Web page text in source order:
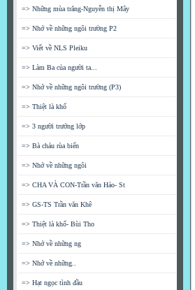
=> Những mùa trăng-Nguyễn thị Mây
=> Nhớ về những ngôi trường P2
=> Viết về NLS Pleiku
=> Làm Ba của người ta...
=> Nhớ về những ngôi trường (P3)
=> Thiệt là khổ
=> 3 người trưởng lớp
=> Bà cháu rùa biển
=> Nhớ về những ngôi
=> CHA VÀ CON-Trần văn Hảo- St
=> GS-TS Trần văn Khê
=> Thiệt là khổ- Bùi Tho
=> Nhớ về những ng
=> Nhớ về những..
=> Hạt ngọc tình đầu